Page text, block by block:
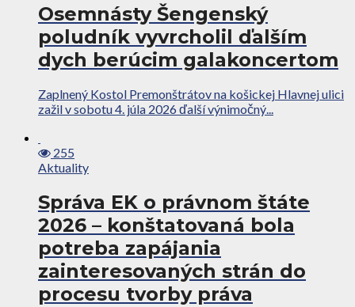
Osemnásty Šengenský
poludník vyvrcholil ďalším
dych berúcim galakoncertom
Zaplnený Kostol Premonštrátov na košickej Hlavnej ulici
zažil v sobotu 4. júla 2026 ďalší výnimočný...
255
Aktuality
Správa EK o právnom štáte
2026 – konštatovaná bola
potreba zapájania
zainteresovaných strán do
procesu tvorby práva